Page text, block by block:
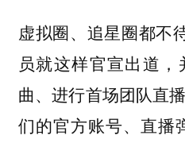
虚拟圈、追星圈都不
员就这样官宣出道
曲、进行首场团队直
们的官方账号、直播